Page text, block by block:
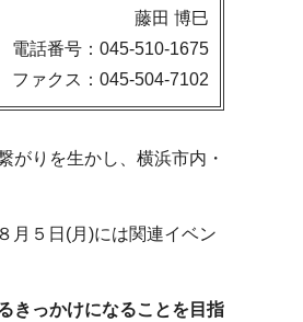
藤田 博巳
電話番号：045-510-1675
ファクス：045-504-7102
がりを生かし、横浜市内・
月５日(月)には関連イベン
きっかけになることを目指